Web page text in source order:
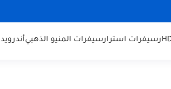
رسيفرات استرارسيفرات المنيو الذهبيأندرويد